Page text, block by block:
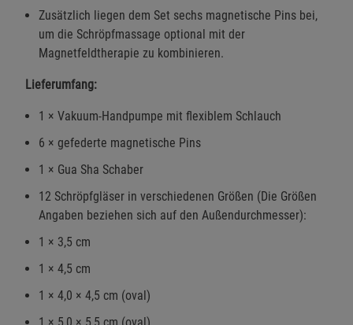
Zusätzlich liegen dem Set sechs magnetische Pins bei,
um die Schröpfmassage optional mit der
Magnetfeldtherapie zu kombinieren.
Lieferumfang:
1 × Vakuum-Handpumpe mit flexiblem Schlauch
6 × gefederte magnetische Pins
1 × Gua Sha Schaber
12 Schröpfgläser in verschiedenen Größen (Die Größen
Angaben beziehen sich auf den Außendurchmesser):
1 × 3,5 cm
1 × 4,5 cm
1 × 4,0 × 4,5 cm (oval)